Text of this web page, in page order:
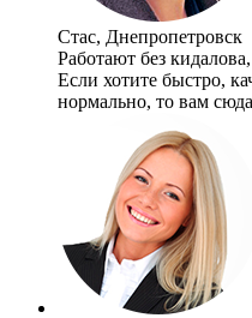
Стас, Днепропетровск
Работают без
Если хотите быстро,
нормально, то вам